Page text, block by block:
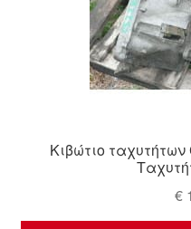
Κιβώτιο ταχυτήτων
€